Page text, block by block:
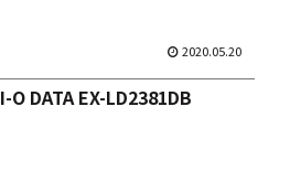
2020.05.20
I-O DATA EX-LD2381DB